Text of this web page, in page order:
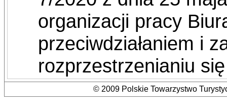
organizacji pracy
przeciwdziałaniem i
rozprzestrzenianiu
© 2009 Polskie Towarzystwo